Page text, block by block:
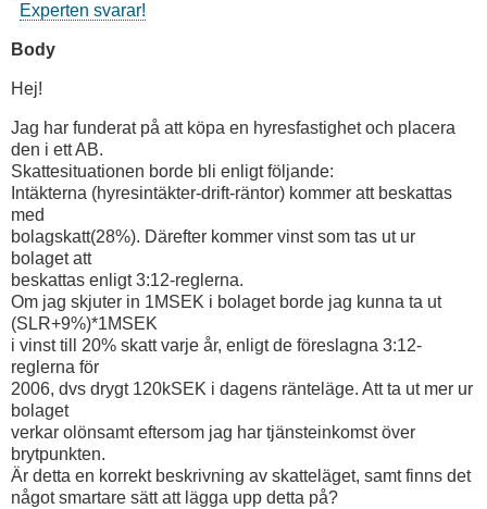
Experten svarar!
Body
Hej!
Jag har funderat på att köpa en hyresfastighet och placera
den i ett AB.
Skattesituationen borde bli enligt följande:
Intäkterna (hyresintäkter-drift-räntor) kommer att beskattas
med
bolagskatt(28%). Därefter kommer vinst som tas ut ur
bolaget att
beskattas enligt 3:12-reglerna.
Om jag skjuter in 1MSEK i bolaget borde jag kunna ta ut
(SLR+9%)*1MSEK
i vinst till 20% skatt varje år, enligt de föreslagna 3:12-
reglerna för
2006, dvs drygt 120kSEK i dagens ränteläge. Att ta ut mer ur
bolaget
verkar olönsamt eftersom jag har tjänsteinkomst över
brytpunkten.
Är detta en korrekt beskrivning av skatteläget, samt finns det
något smartare sätt att lägga upp detta på?